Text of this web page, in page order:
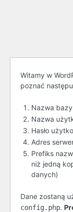
Zanim
Witamy w
poznać
Nazwa
Nazwa
Hasło
Adres
Prefiks
niż jedną
danych)
Dane zostaną
config.php.